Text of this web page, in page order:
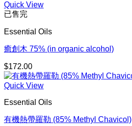
Quick View
已售完
Essential Oils
癒創木 75% (in organic alcohol)
$172.00
Quick View
Essential Oils
有機熱帶羅勒 (85% Methyl Chavicol)